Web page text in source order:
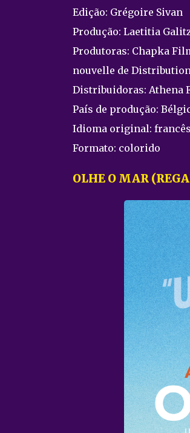
Edição: Grégoire Sivan
Produção: Laetitia
Produtoras: Chapka
nouvelle de
Distribuidoras: Athena
País de produção:
Idioma original: francês
Formato: colorido
OLHE O MAR